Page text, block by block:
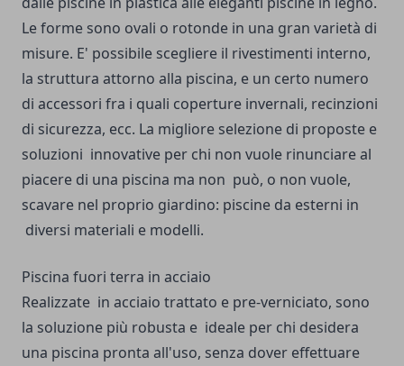
Le forme sono ovali o rotonde in una gran varietà di
misure. E' possibile scegliere il rivestimenti interno,
la struttura attorno alla piscina, e un certo numero
di accessori fra i quali coperture invernali, recinzioni
di sicurezza, ecc. La migliore selezione di proposte e
soluzioni innovative per chi non vuole rinunciare al
piacere di una piscina ma non può, o non vuole,
scavare nel proprio giardino: piscine da esterni in
diversi materiali e modelli.
Piscina fuori terra in acciaio
Realizzate in acciaio trattato e pre-verniciato, sono
la soluzione più robusta e ideale per chi desidera
una piscina pronta all'uso, senza dover effettuare